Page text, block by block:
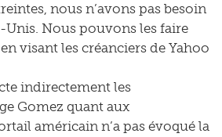
nous n’avons pas besoin
Unis. Nous pouvons les faire
visant les créanciers de Yahoo
indirectement les
Gomez quant aux
américain n’a pas évoqué la